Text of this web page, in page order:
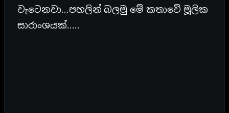
වැටෙනවා…පහලින් බලමු මේ කතාවේ මූලික
සාරාංශයක්…..